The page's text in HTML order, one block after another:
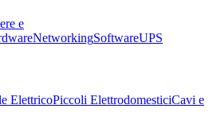
e
NetworkingSoftwareUPS
ElettricoPiccoli ElettrodomesticiCavi e